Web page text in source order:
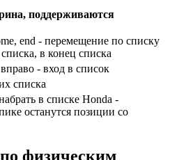
поддерживаются
end - перемещение по списку
в конец списка
- вход в список
списка
в списке Honda -
останутся позиции со
физическим